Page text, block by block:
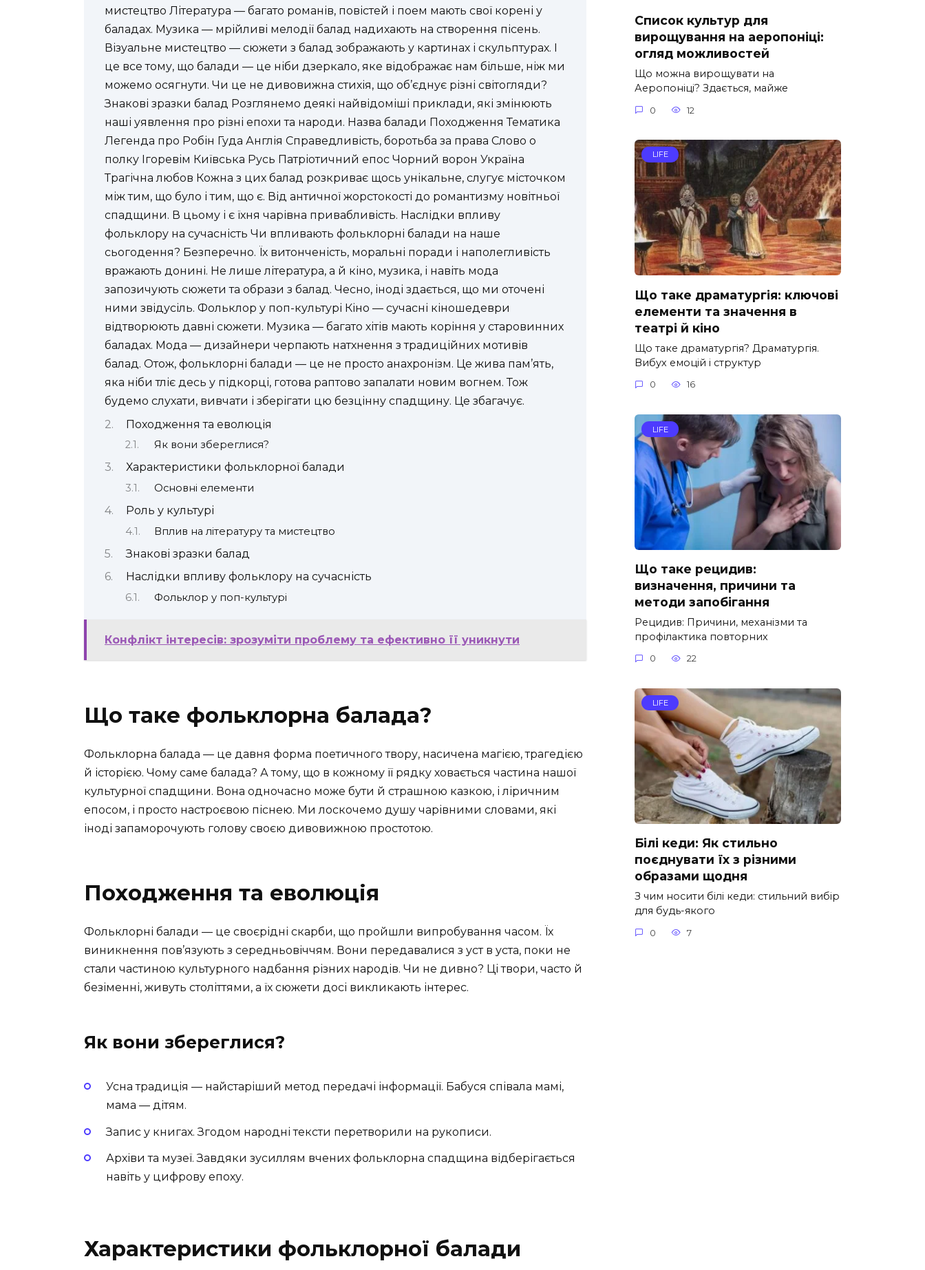
мистецтво Література — багато романів, повістей і поем мають свої корені у
баладах. Музика — мрійливі мелодії балад надихають на створення пісень.
Візуальне мистецтво — сюжети з балад зображають у картинах і скульптурах. І
це все тому, що балади — це ніби дзеркало, яке відображає нам більше, ніж ми
можемо осягнути. Чи це не дивовижна стихія, що об’єднує різні світогляди?
Знакові зразки балад Розглянемо деякі найвідоміші приклади, які змінюють
наші уявлення про різні епохи та народи. Назва балади Походження Тематика
Легенда про Робін Гуда Англія Справедливість, боротьба за права Слово о
полку Ігоревім Київська Русь Патріотичний епос Чорний ворон Україна
Трагічна любов Кожна з цих балад розкриває щось унікальне, слугує місточком
між тим, що було і тим, що є. Від античної жорстокості до романтизму новітньої
спадщини. В цьому і є їхня чарівна привабливість. Наслідки впливу
фольклору на сучасність Чи впливають фольклорні балади на наше
сьогодення? Безперечно. Їх витонченість, моральні поради і наполегливість
вражають донині. Не лише література, а й кіно, музика, і навіть мода
запозичують сюжети та образи з балад. Чесно, іноді здається, що ми оточені
ними звідусіль. Фольклор у поп-культурі Кіно — сучасні кіношедеври
відтворюють давні сюжети. Музика — багато хітів мають коріння у старовинних
баладах. Мода — дизайнери черпають натхнення з традиційних мотивів
балад. Отож, фольклорні балади — це не просто анахронізм. Це жива пам’ять,
яка ніби тліє десь у підкорці, готова раптово запалати новим вогнем. Тож
будемо слухати, вивчати і зберігати цю безцінну спадщину. Це збагачує.
Походження та еволюція
Як вони збереглися?
Характеристики фольклорної балади
Основні елементи
Роль у культурі
Вплив на літературу та мистецтво
Знакові зразки балад
Наслідки впливу фольклору на сучасність
Фольклор у поп-культурі
Конфлікт інтересів: зрозуміти проблему та ефективно її уникнути
Що таке фольклорна балада?
Фольклорна балада — це давня форма поетичного твору, насичена магією, трагедією
й історією. Чому саме балада? А тому, що в кожному її рядку ховається частина нашої
культурної спадщини. Вона одночасно може бути й страшною казкою, і ліричним
епосом, і просто настроєвою піснею. Ми лоскочемо душу чарівними словами, які
іноді запаморочують голову своєю дивовижною простотою.
Походження та еволюція
Фольклорні балади — це своєрідні скарби, що пройшли випробування часом. Їх
виникнення пов’язують з середньовіччям. Вони передавалися з уст в уста, поки не
стали частиною культурного надбання різних народів. Чи не дивно? Ці твори, часто й
безіменні, живуть століттями, а їх сюжети досі викликають інтерес.
Як вони збереглися?
Усна традиція — найстаріший метод передачі інформації. Бабуся співала мамі,
мама — дітям.
Запис у книгах. Згодом народні тексти перетворили на рукописи.
Архіви та музеї. Завдяки зусиллям вчених фольклорна спадщина відберігається
навіть у цифрову епоху.
Характеристики фольклорної балади
Список культур для
вирощування на аеропоніці:
огляд можливостей
Що можна вирощувати на
Аеропоніці? Здається, майже
0 12
LIFE
Що таке драматургія: ключові
елементи та значення в
театрі й кіно
Що таке драматургія? Драматургія.
Вибух емоцій і структур
0 16
LIFE
Що таке рецидив:
визначення, причини та
методи запобігання
Рецидив: Причини, механізми та
профілактика повторних
0 22
LIFE
Білі кеди: Як стильно
поєднувати їх з різними
образами щодня
З чим носити білі кеди: стильний вибір
для будь-якого
0 7